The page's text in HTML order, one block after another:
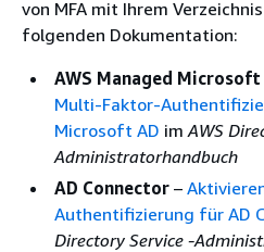
von MFA mit Ihrem
folgenden Dokumentation:
AWS Managed Microsoft
Multi-Faktor-
Microsoft AD imAWS
Administratorhandbuch
AD Connector –
Authentifizierung für AD
Directory Service -